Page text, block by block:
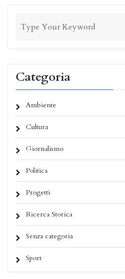
Categoria
Ambiente
Cultura
Giornalismo
Politica
Progetti
Ricerca Storica
Senza categoria
Sport